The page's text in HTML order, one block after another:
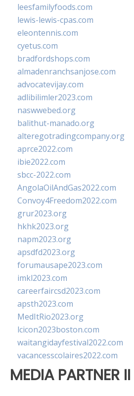
leesfamilyfoods.com
lewis-lewis-cpas.com
eleontennis.com
cyetus.com
bradfordshops.com
almadenranchsanjose.com
advocatevijay.com
adlibilimler2023.com
naswwebed.org
balithut-manado.org
alteregotradingcompany.org
aprce2022.com
ibie2022.com
sbcc-2022.com
AngolaOilAndGas2022.com
Convoy4Freedom2022.com
grur2023.org
hkhk2023.org
napm2023.org
apsdfd2023.org
forumausape2023.com
imkl2023.com
careerfaircsd2023.com
apsth2023.com
MedItRio2023.org
lcicon2023boston.com
waitangidayfestival2022.com
vacancesscolaires2022.com
MEDIA PARTNER II